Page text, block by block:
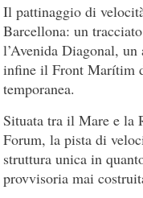
Il pattinaggio di
Barcellona: un
l’Avenida Diagonal,
infine il Front Marítim
temporanea.
Situata tra il Mare e la
Forum, la pista di
struttura unica in
provvisoria mai